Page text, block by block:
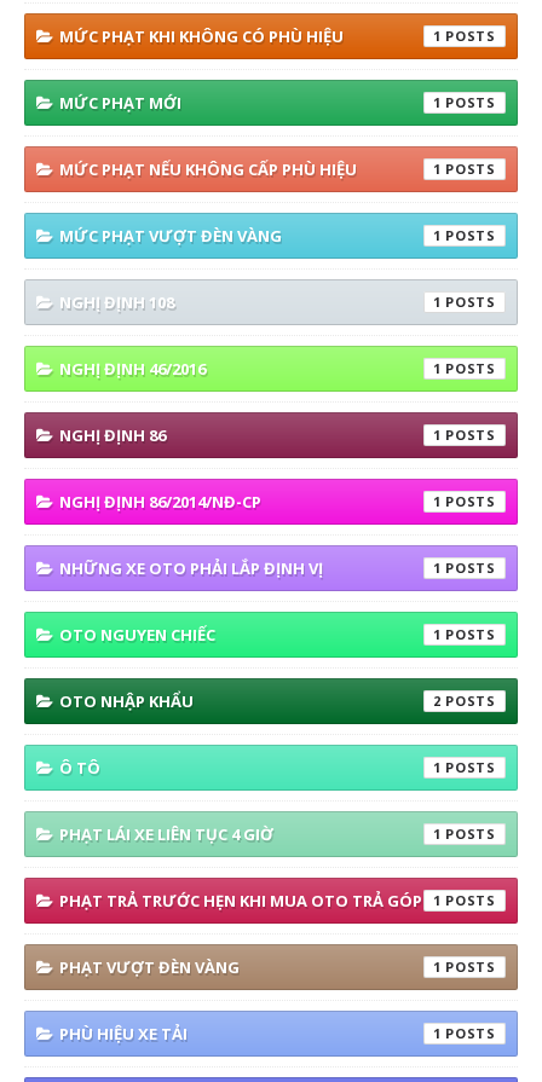
MỨC PHẠT KHI KHÔNG CÓ PHÙ HIỆU 1
MỨC PHẠT MỚI 1
MỨC PHẠT NẾU KHÔNG CẤP PHÙ HIỆU 1
MỨC PHẠT VƯỢT ĐÈN VÀNG 1
NGHỊ ĐỊNH 108 1
NGHỊ ĐỊNH 46/2016 1
NGHỊ ĐỊNH 86 1
NGHỊ ĐỊNH 86/2014/NĐ-CP 1
NHỮNG XE OTO PHẢI LẮP ĐỊNH VỊ 1
OTO NGUYEN CHIẾC 1
OTO NHẬP KHẨU 2
Ô TÔ 1
PHẠT LÁI XE LIÊN TỤC 4 GIỜ 1
PHẠT TRẢ TRƯỚC HẸN KHI MUA OTO TRẢ GÓP 1
PHẠT VƯỢT ĐÈN VÀNG 1
PHÙ HIỆU XE TẢI 1